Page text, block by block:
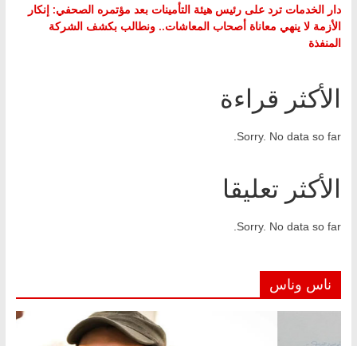
دار الخدمات ترد على رئيس هيئة التأمينات بعد مؤتمره الصحفي: إنكار
الأزمة لا ينهي معاناة أصحاب المعاشات.. ونطالب بكشف الشركة
المنفذة
الأكثر قراءة
Sorry. No data so far.
الأكثر تعليقا
Sorry. No data so far.
ناس وناس